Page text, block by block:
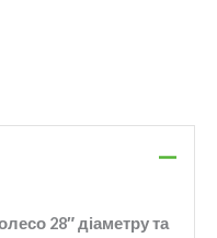
28″ діаметру та